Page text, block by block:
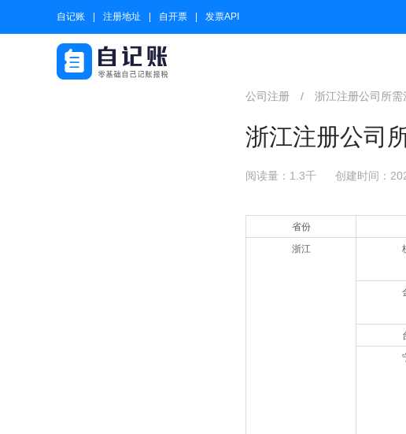
自记账 注册地址 自开票 发票API
公司注册 / 浙江注册公司所需
浙江注册公司
阅读量：1.3千 创建时间：
省份
浙江